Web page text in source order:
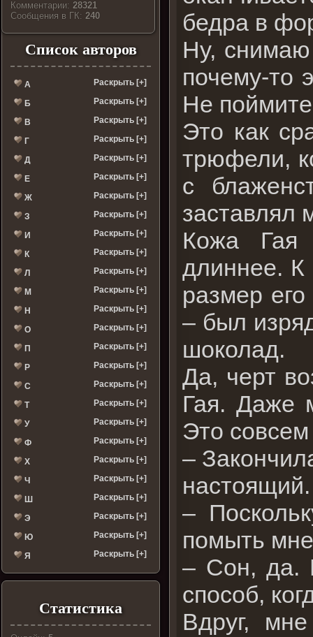
Комментарии:28321
Cообщения в ГК:240
Список авторов
А Раскрыть [+]
Б Раскрыть [+]
В Раскрыть [+]
Г Раскрыть [+]
Д Раскрыть [+]
Е Раскрыть [+]
Ж Раскрыть [+]
З Раскрыть [+]
И Раскрыть [+]
К Раскрыть [+]
Л Раскрыть [+]
М Раскрыть [+]
Н Раскрыть [+]
О Раскрыть [+]
П Раскрыть [+]
Р Раскрыть [+]
С Раскрыть [+]
Т Раскрыть [+]
У Раскрыть [+]
Ф Раскрыть [+]
Х Раскрыть [+]
Ч Раскрыть [+]
Ш Раскрыть [+]
Э Раскрыть [+]
Ю Раскрыть [+]
Я Раскрыть [+]
Статистика
бедра в
Ну,
почему-то
Не
Это как
трюфели,
с
заставлял
Кожа Гая
длиннее.
размер
– был
шоколад.
Да, черт
Гая. Даже
Это
–
–
помыть
– Сон, да.
способ,
Вдруг,